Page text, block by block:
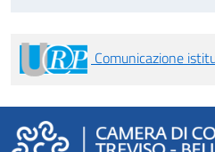
Comunicazione